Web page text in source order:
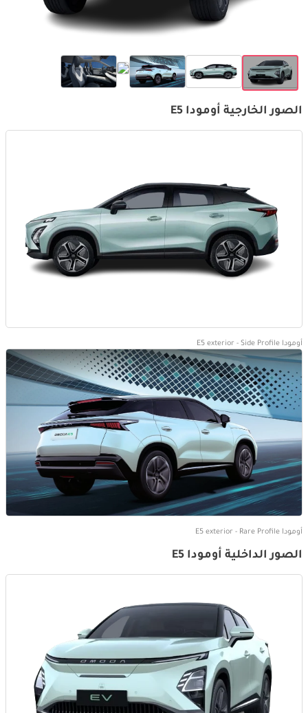
الصور الخارجية أومودا E5
أومودا E5 exterior - Side Profile
أومودا E5 exterior - Rare Profile
الصور الداخلية أومودا E5